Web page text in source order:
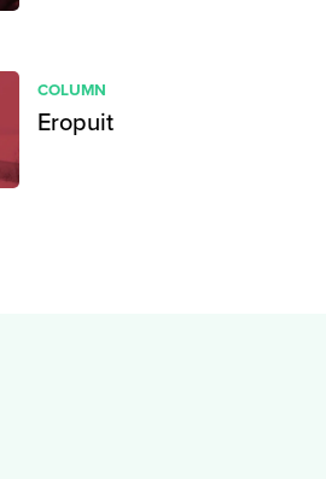
COLUMN
Eropuit